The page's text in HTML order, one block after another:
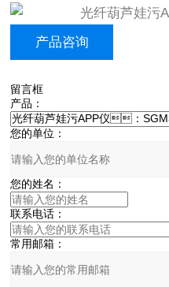
产品咨询
留言框
产品：
您的单位：
您的姓名：
联系电话：
常用邮箱：